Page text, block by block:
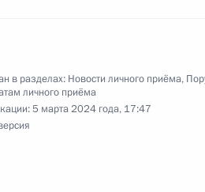
данного по итогам
в разделах: Новости личного приёма,
личного приёма
5 марта 2024 года, 17:47